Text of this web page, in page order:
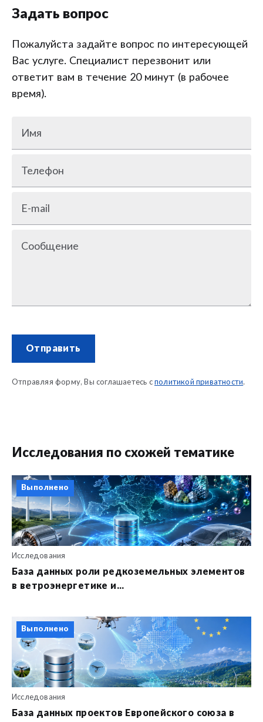
Задать вопрос
Пожалуйста задайте вопрос по интересующей
Вас услуге. Специалист перезвонит или
ответит вам в течение 20 минут (в рабочее
время).
Имя
Телефон
E-mail
Сообщение
Отправить
Отправляя форму, Вы соглашаетесь с политикой приватности.
Исследования по схожей тематике
Выполнено
Исследования
База данных роли редкоземельных элементов
в ветроэнергетике и...
Выполнено
Исследования
База данных проектов Европейского союза в